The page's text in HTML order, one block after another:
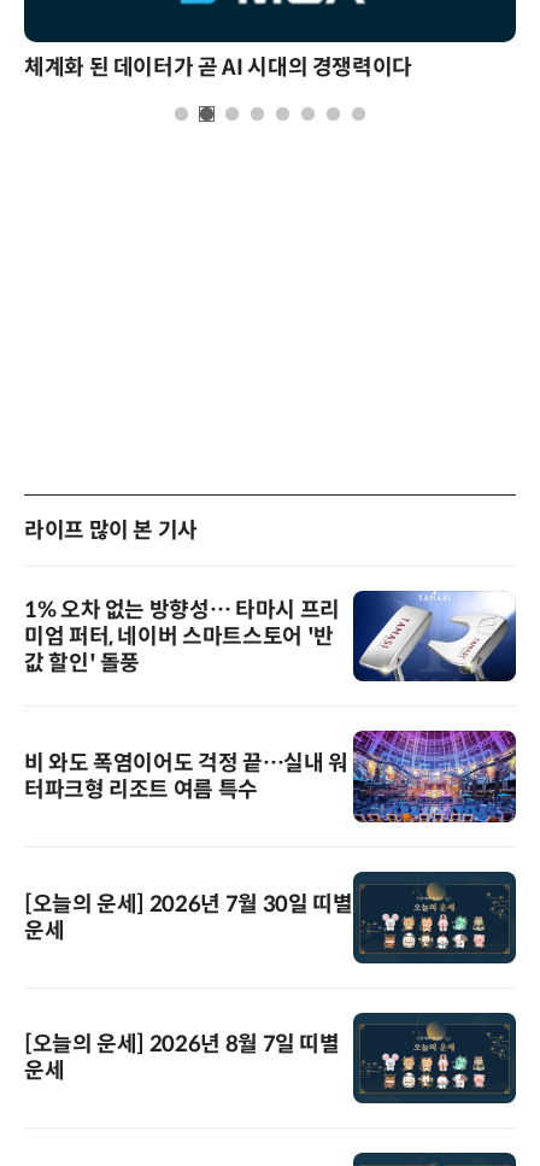
체계화 된 데이터가 곧 AI 시대의 경쟁력이다
라이프 많이 본 기사
1% 오차 없는 방향성… 타마시 프리
미엄 퍼터, 네이버 스마트스토어 '반
값 할인' 돌풍
비 와도 폭염이어도 걱정 끝…실내 워
터파크형 리조트 여름 특수
[오늘의 운세] 2026년 7월 30일 띠별
운세
[오늘의 운세] 2026년 8월 7일 띠별
운세